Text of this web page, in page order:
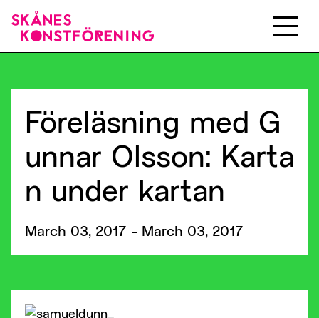
Föreläsning med G
unnar Olsson: Karta
n under kartan
March 03, 2017 - March 03, 2017